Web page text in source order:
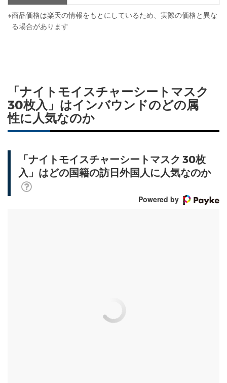
※商品価格は楽天の情報をもとにしているため、実際の価格と異な
る場合があります
「ナイトモイスチャーシートマスク
30枚入」はインバウンドのどの属
性に人気なのか
「ナイトモイスチャーシートマスク 30枚
入」はどの国籍の訪日外国人に人気なのか
Powered by